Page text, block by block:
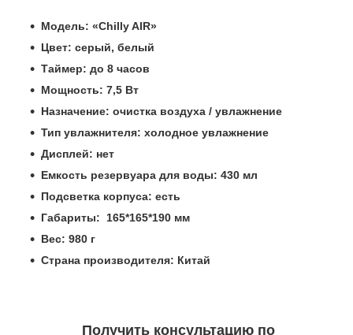
Модель: «Chilly AIR»
Цвет: серый, белый
Таймер: до 8 часов
Мощность: 7,5 Вт
Назначение: очистка воздуха / увлажнение
Тип увлажнителя: холодное увлажнение
Дисплей: нет
Емкость резервуара для воды: 430 мл
Подсветка корпуса: есть
Габариты: 165*165*190 мм
Вес: 980 г
Страна производителя: Китай
Получить консультацию по